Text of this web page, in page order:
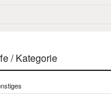
/ Kategorie